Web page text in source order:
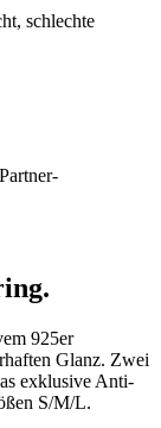
schlechte
925er
Glanz. Zwei
exklusive Anti-
S/M/L.